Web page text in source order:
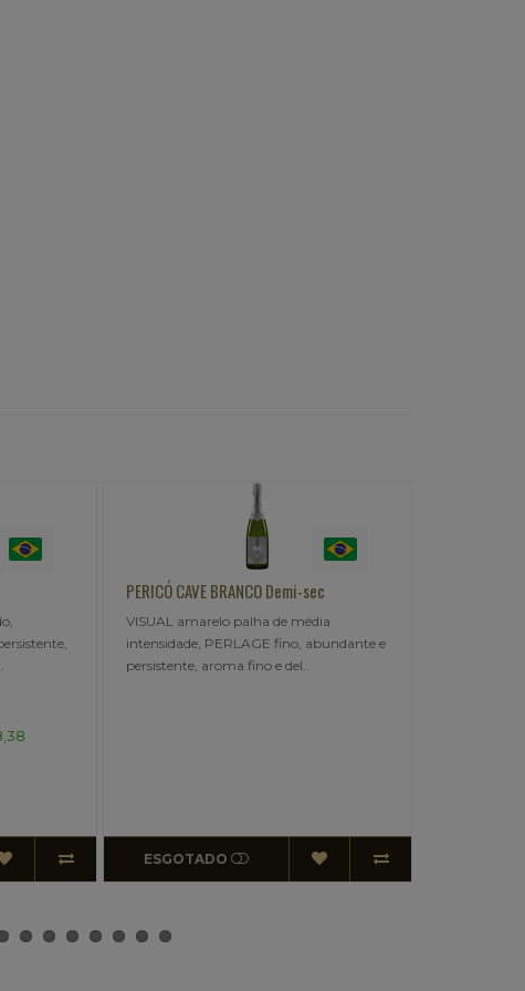
PERICÓ CAVE BRANCO Demi-sec
VISUAL amarelo palha de média
intensidade, PERLAGE fino, abundante e
persistente, aroma fino e del..
ESGOTADO